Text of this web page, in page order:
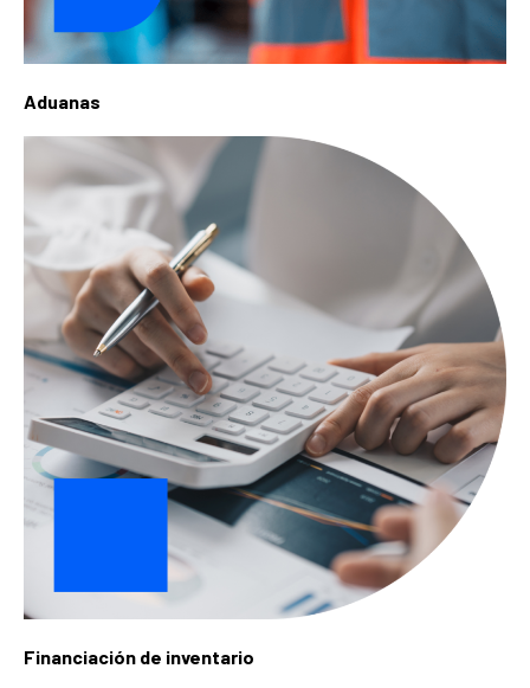
Aduanas
Financiación de inventario